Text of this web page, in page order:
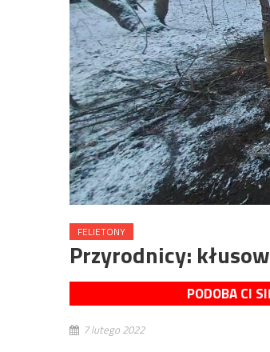
FELIETONY
Przyrodnicy:
PODOBA CI
7 lutego 2022